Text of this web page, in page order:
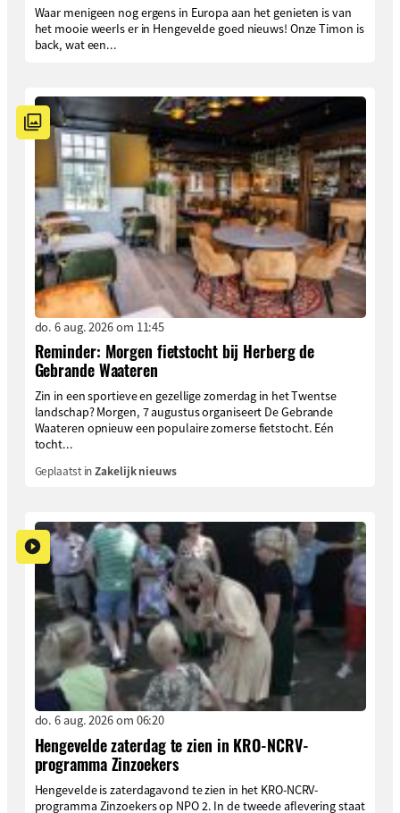
Waar menigeen nog ergens in Europa aan het genieten is van
het mooie weerIs er in Hengevelde goed nieuws! Onze Timon is
back, wat een...
do. 6 aug. 2026 om 11:45
Reminder: Morgen fietstocht bij Herberg de
Gebrande Waateren
Zin in een sportieve en gezellige zomerdag in het Twentse
landschap? Morgen, 7 augustus organiseert De Gebrande
Waateren opnieuw een populaire zomerse fietstocht. Eén
tocht...
Geplaatst inZakelijk nieuws
do. 6 aug. 2026 om 06:20
Hengevelde zaterdag te zien in KRO-NCRV-
programma Zinzoekers
Hengevelde is zaterdagavond te zien in het KRO-NCRV-
programma Zinzoekers op NPO 2. In de tweede aflevering staat